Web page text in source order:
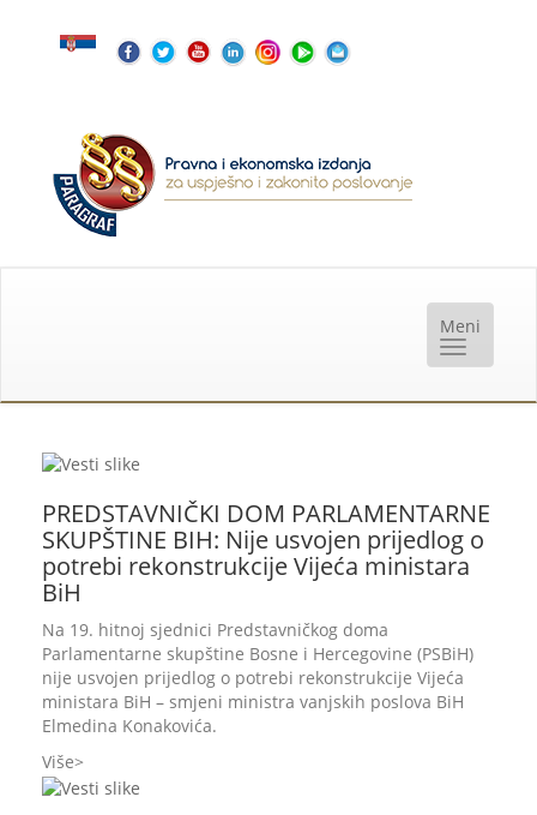
PREDSTAVNIČKI DOM PARLAMENTARNE
SKUPŠTINE BIH: Nije usvojen prijedlog o
potrebi rekonstrukcije Vijeća ministara
BiH
Na 19. hitnoj sjednici Predstavničkog doma
Parlamentarne skupštine Bosne i Hercegovine (PSBiH)
nije usvojen prijedlog o potrebi rekonstrukcije Vijeća
ministara BiH – smjeni ministra vanjskih poslova BiH
Elmedina Konakovića.
Više